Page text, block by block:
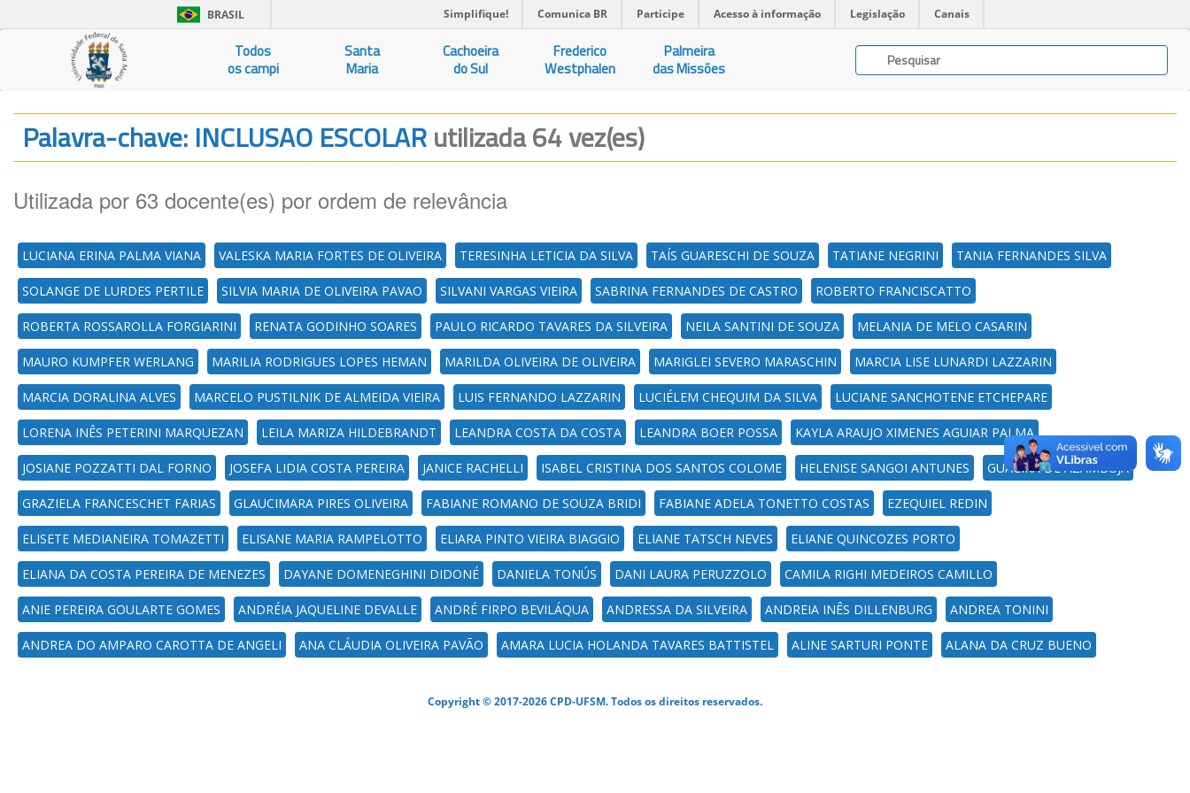
BRASIL Simplifique! Comunica BR Participe Acesso à informação Legislação Canais
Todos
os campi
Santa
Maria
Cachoeira
do Sul
Frederico
Westphalen
Palmeira
das Missões
Palavra-chave: INCLUSAO ESCOLARutilizada 64 vez(es)
Utilizada por 63 docente(es) por ordem de relevância
LUCIANA ERINA PALMA VIANA VALESKA MARIA FORTES DE OLIVEIRA TERESINHA LETICIA DA SILVA TAÍS GUARESCHI DE SOUZA TATIANE NEGRINI TANIA FERNANDES SILVA
SOLANGE DE LURDES PERTILE SILVIA MARIA DE OLIVEIRA PAVAO SILVANI VARGAS VIEIRA SABRINA FERNANDES DE CASTRO ROBERTO FRANCISCATTO
ROBERTA ROSSAROLLA FORGIARINI RENATA GODINHO SOARES PAULO RICARDO TAVARES DA SILVEIRA NEILA SANTINI DE SOUZA MELANIA DE MELO CASARIN
MAURO KUMPFER WERLANG MARILIA RODRIGUES LOPES HEMAN MARILDA OLIVEIRA DE OLIVEIRA MARIGLEI SEVERO MARASCHIN MARCIA LISE LUNARDI LAZZARIN
MARCIA DORALINA ALVES MARCELO PUSTILNIK DE ALMEIDA VIEIRA LUIS FERNANDO LAZZARIN LUCIÉLEM CHEQUIM DA SILVA LUCIANE SANCHOTENE ETCHEPARE
LORENA INÊS PETERINI MARQUEZAN LEILA MARIZA HILDEBRANDT LEANDRA COSTA DA COSTA LEANDRA BOER POSSA KAYLA ARAUJO XIMENES AGUIAR PALMA
JOSIANE POZZATTI DAL FORNO JOSEFA LIDIA COSTA PEREIRA JANICE RACHELLI ISABEL CRISTINA DOS SANTOS COLOME HELENISE SANGOI ANTUNES GUACIRA DE AZAMBUJA
GRAZIELA FRANCESCHET FARIAS GLAUCIMARA PIRES OLIVEIRA FABIANE ROMANO DE SOUZA BRIDI FABIANE ADELA TONETTO COSTAS EZEQUIEL REDIN
ELISETE MEDIANEIRA TOMAZETTI ELISANE MARIA RAMPELOTTO ELIARA PINTO VIEIRA BIAGGIO ELIANE TATSCH NEVES ELIANE QUINCOZES PORTO
ELIANA DA COSTA PEREIRA DE MENEZES DAYANE DOMENEGHINI DIDONÉ DANIELA TONÚS DANI LAURA PERUZZOLO CAMILA RIGHI MEDEIROS CAMILLO
ANIE PEREIRA GOULARTE GOMES ANDRÉIA JAQUELINE DEVALLE ANDRÉ FIRPO BEVILÁQUA ANDRESSA DA SILVEIRA ANDREIA INÊS DILLENBURG ANDREA TONINI
ANDREA DO AMPARO CAROTTA DE ANGELI ANA CLÁUDIA OLIVEIRA PAVÃO AMARA LUCIA HOLANDA TAVARES BATTISTEL ALINE SARTURI PONTE ALANA DA CRUZ BUENO
Copyright © 2017-2026 CPD-UFSM. Todos os direitos reservados.